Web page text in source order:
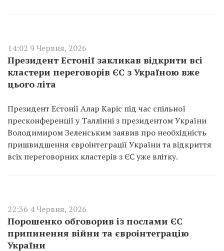
14:02 9 Червня, 2026
Президент Естонії закликав відкрити всі
кластери переговорів ЄС з Україною вже
цього літа
Президент Естонії Алар Каріс під час спільної
пресконференції у Таллінні з президентом України
Володимиром Зеленським заявив про необхідність
пришвидшення євроінтеграції України та відкриття
всіх переговорних кластерів з ЄС уже влітку.
22:36 4 Червня, 2026
Порошенко обговорив із послами ЄС
припинення війни та євроінтеграцію
України